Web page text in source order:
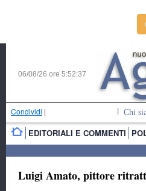
06/08/26 ore 5:52:38
Condividi | Chi
EDITORIALI E COMMENTI
Luigi Amato, pittore